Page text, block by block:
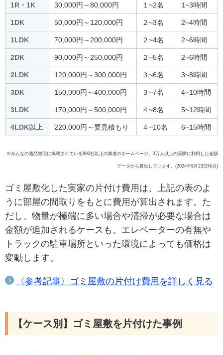
1R・1K 30,000円～80,000円 １~2名 1~3時間
1DK 50,000円～120,000円 ２~3名 2~4時間
1LDK 70,000円～200,000円 ２~4名 2~6時間
2DK 90,000円～250,000円 ２~5名 2~6時間
2LDK 120,000円～300,000円 ３~6名 3~8時間
3DK 150,000円～400,000円 ３~7名 4~10時間
3LDK 170,000円～500,000円 ４~8名 5~12時間
4LDK以上 220,000円～要見積もり ４~10名 6~15時間
※みんなの遺品整理に掲載されている800社以上の業者のホームページ、3万人以上の実際に利用した金額
データから算出しています。(2024年9月23日時点)
ゴミ屋敷化した実家の片付け費用は、上記の表のよ
うに部屋の間取りをもとに費用が算出されます。た
だし、物量が極端に多い場合や清掃が必要な場合は
金額が追加されるケースも。エレベーターの有無や
トラックの駐車場所といった環境によっても価格は
変動します。
〈参考記事〉ゴミ屋敷の片付け費用を詳しく見る
【ケース別】ゴミ屋敷を片付けた事例